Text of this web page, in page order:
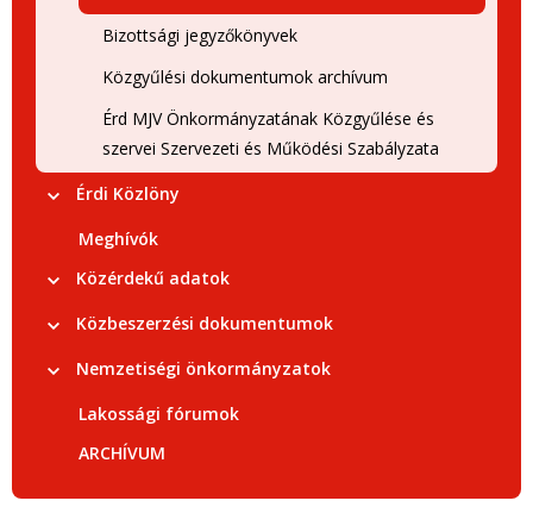
Bizottsági jegyzőkönyvek
Közgyűlési dokumentumok archívum
Érd MJV Önkormányzatának Közgyűlése és
szervei Szervezeti és Működési Szabályzata
Érdi Közlöny
Meghívók
Közérdekű adatok
Közbeszerzési dokumentumok
Nemzetiségi önkormányzatok
Lakossági fórumok
ARCHÍVUM